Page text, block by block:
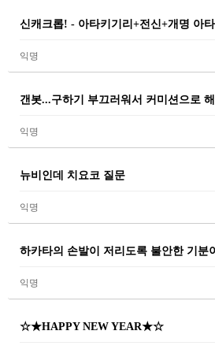
신캐크롭! - 아타키기리+전신+개명 아타
익명
갠봇...구하기 부끄러워서 커미션으로
익명
뉴비인데 치요코 질문
익명
하카타의 손발이 저리도록 불안한 기분
익명
☆★HAPPY NEW YEAR★☆